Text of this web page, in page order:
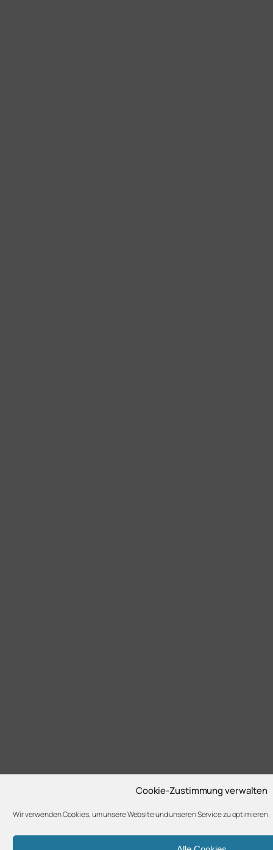
Cookie-Zustimmung verwalten
Wir verwenden Cookies, um unsere Website und unseren Service zu optimieren.